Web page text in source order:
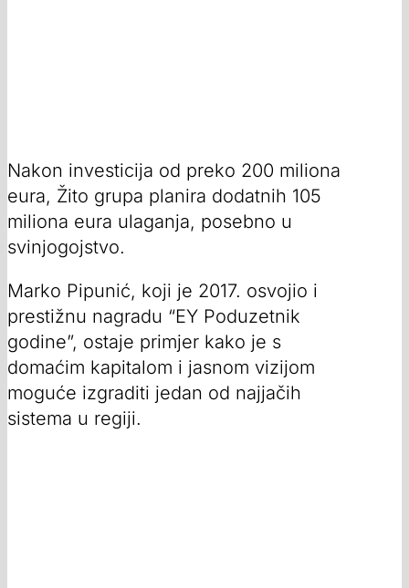
Nakon investicija od preko 200 miliona
eura, Žito grupa planira dodatnih 105
miliona eura ulaganja, posebno u
svinjogojstvo.
Marko Pipunić, koji je 2017. osvojio i
prestižnu nagradu “EY Poduzetnik
godine”, ostaje primjer kako je s
domaćim kapitalom i jasnom vizijom
moguće izgraditi jedan od najjačih
sistema u regiji.